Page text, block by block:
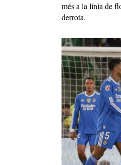
més a la línia de
derrota.